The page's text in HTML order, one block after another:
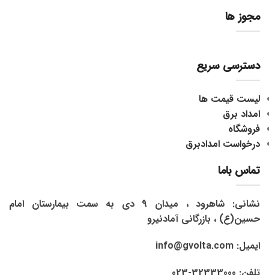
مجوز ها
دسترسی سریع
لیست قیمت ها
امداد برق
فروشگاه
درخواست امدادبرق
تماس باما
نشانی: شاهرود ، میدان 9 دی به سمت بیمارستان امام
حسین(ع) ، بازرگانی آمادنیرو
ایمیل: info@gvolta.com